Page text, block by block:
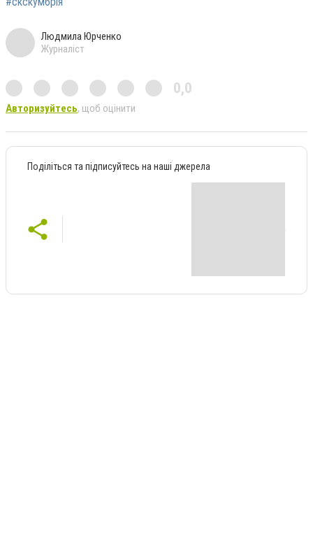
Людмила Юрченко
Журналіст
0,0
Авторизуйтесь, щоб оцінити
Поділіться та підписуйтесь на наші джерела